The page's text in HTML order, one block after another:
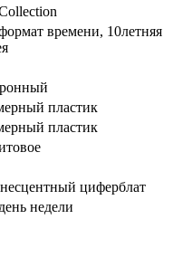
времени, 10летняя
пластик
пластик
циферблат
недели